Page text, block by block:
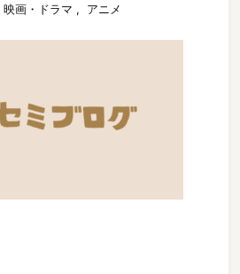
映画・ドラマ , アニメ